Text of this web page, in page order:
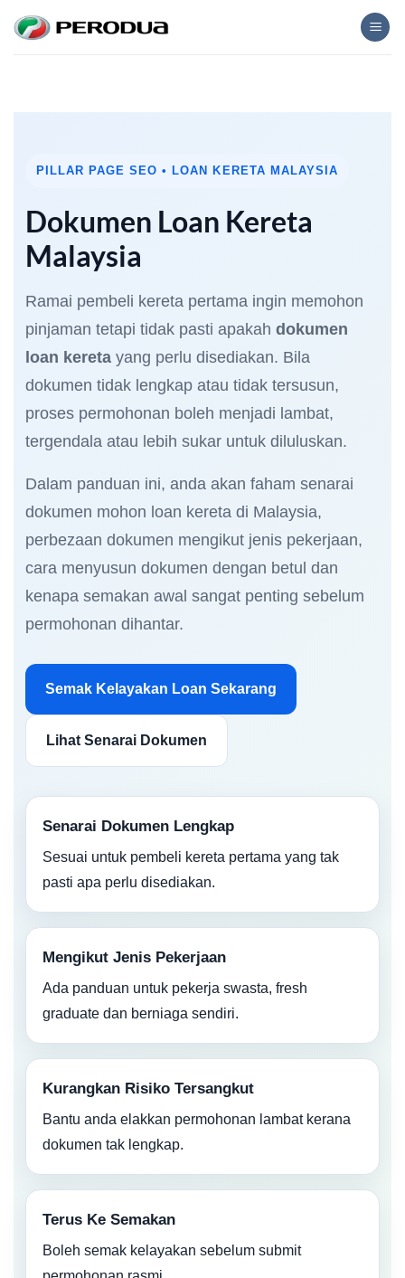
PILLAR PAGE SEO • LOAN KERETA MALAYSIA
Dokumen Loan Kereta
Malaysia
Ramai pembeli kereta pertama ingin memohon
pinjaman tetapi tidak pasti apakah dokumen
loan keretayang perlu disediakan. Bila
dokumen tidak lengkap atau tidak tersusun,
proses permohonan boleh menjadi lambat,
tergendala atau lebih sukar untuk diluluskan.
Dalam panduan ini, anda akan faham senarai
dokumen mohon loan kereta di Malaysia,
perbezaan dokumen mengikut jenis pekerjaan,
cara menyusun dokumen dengan betul dan
kenapa semakan awal sangat penting sebelum
permohonan dihantar.
Semak Kelayakan Loan Sekarang
Lihat Senarai Dokumen
Senarai Dokumen Lengkap
Sesuai untuk pembeli kereta pertama yang tak
pasti apa perlu disediakan.
Mengikut Jenis Pekerjaan
Ada panduan untuk pekerja swasta, fresh
graduate dan berniaga sendiri.
Kurangkan Risiko Tersangkut
Bantu anda elakkan permohonan lambat kerana
dokumen tak lengkap.
Terus Ke Semakan
Boleh semak kelayakan sebelum submit